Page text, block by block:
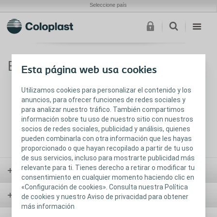
Esta página web usa cookies
Utilizamos cookies para personalizar el contenido y los
anuncios, para ofrecer funciones de redes sociales y
para analizar nuestro tráfico. También compartimos
información sobre tu uso de nuestro sitio con nuestros
socios de redes sociales, publicidad y análisis, quienes
pueden combinarla con otra información que les hayas
proporcionado o que hayan recopilado a partir de tu uso
de sus servicios, incluso para mostrarte publicidad más
relevante para ti. Tienes derecho a retirar o modificar tu
consentimiento en cualquier momento haciendo clic en
«Configuración de cookies». Consulta nuestra Política
de cookies y nuestro Aviso de privacidad para obtener
más información
Seleccione país
Eliminar su cuenta
Ostomía
Continencia